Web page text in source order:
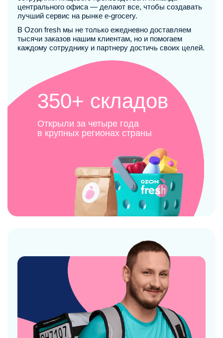
центрального офиса — делают все, чтобы создавать
лучший сервис на рынке e-grocery.
В Ozon fresh мы не только ежедневно доставляем
тысячи заказов нашим клиентам, но и помогаем
каждому сотруднику и партнеру достичь своих целей.
350+ складов
Открыли за четыре года
в крупных регионах страны